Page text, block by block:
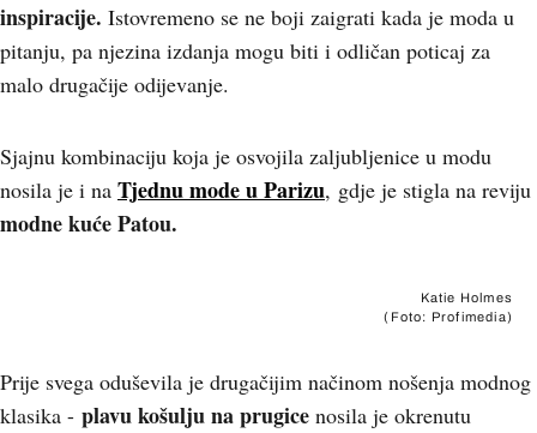
inspiracije. Istovremeno se ne boji zaigrati kada je moda u
pitanju, pa njezina izdanja mogu biti i odličan poticaj za
malo drugačije odijevanje.
Sjajnu kombinaciju koja je osvojila zaljubljenice u modu
nosila je i na Tjednu mode u Parizu, gdje je stigla na reviju
modne kuće Patou.
Katie Holmes
(Foto: Profimedia)
Prije svega oduševila je drugačijim načinom nošenja modnog
klasika - plavu košulju na prugice nosila je okrenutu